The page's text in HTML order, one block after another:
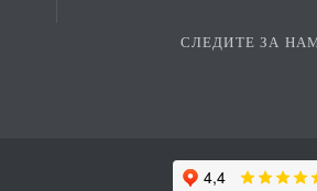
СЛЕДИТЕ ЗА